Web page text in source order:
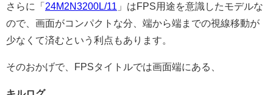
さらに「 24M2N3200L/11
」はFPS用途を意識したモデルな
ので、画面がコンパクトな分、端から端までの視線移動が
少なくて済むという利点もあります。
そのおかげで、FPSタイトルでは画面端にある、
キルログ